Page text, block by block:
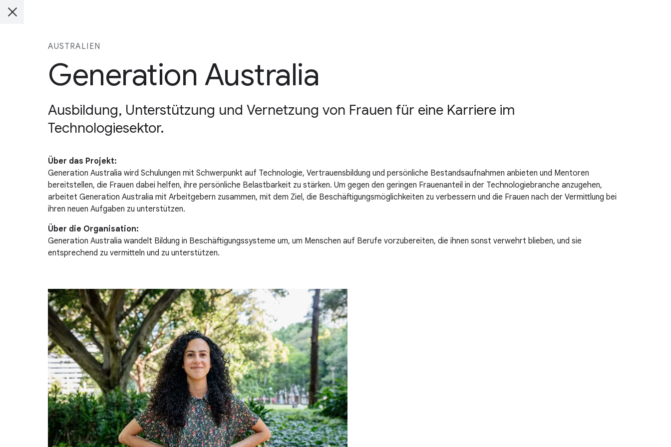
AUSTRALIEN
Generation Australia
Ausbildung, Unterstützung und Vernetzung von Frauen für eine Karriere im
Technologiesektor.
Über das Projekt:
Generation Australia wird Schulungen mit Schwerpunkt auf Technologie, Vertrauensbildung und persönliche Bestandsaufnahmen anbieten und Mentoren
bereitstellen, die Frauen dabei helfen, ihre persönliche Belastbarkeit zu stärken. Um gegen den geringen Frauenanteil in der Technologiebranche anzugehen,
arbeitet Generation Australia mit Arbeitgebern zusammen, mit dem Ziel, die Beschäftigungsmöglichkeiten zu verbessern und die Frauen nach der Vermittlung bei
ihren neuen Aufgaben zu unterstützen.
Über die Organisation:
Generation Australia wandelt Bildung in Beschäftigungssysteme um, um Menschen auf Berufe vorzubereiten, die ihnen sonst verwehrt blieben, und sie
entsprechend zu vermitteln und zu unterstützen.